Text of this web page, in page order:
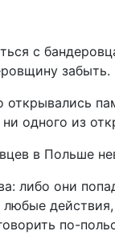
с
забыть.
одного из
в Польше
либо они
любые
по-